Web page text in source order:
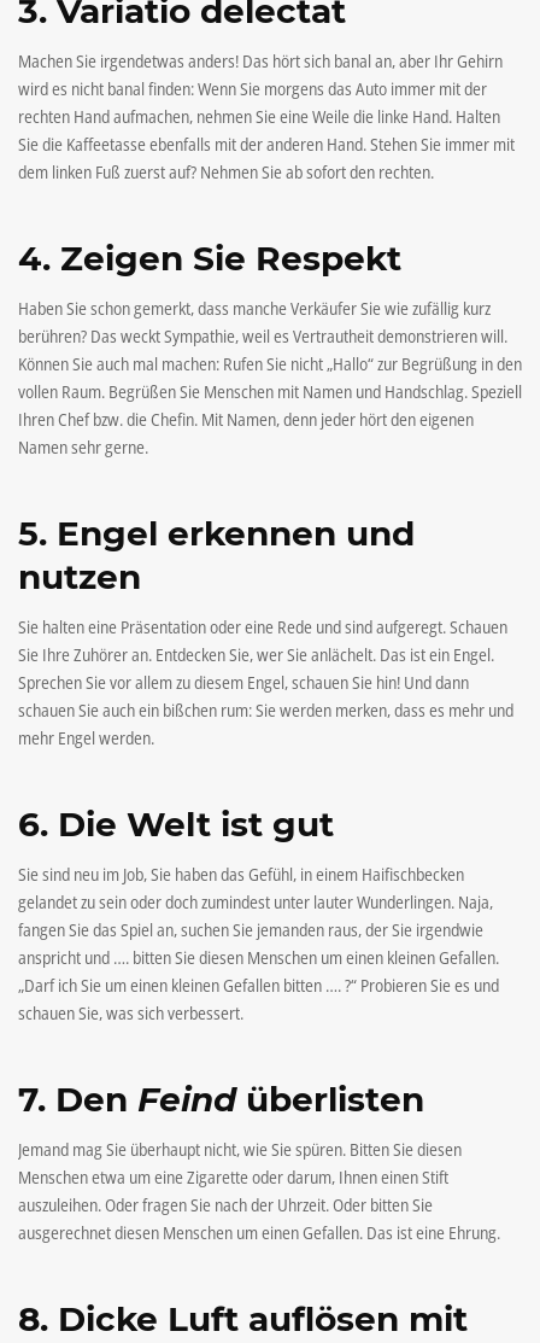
3. Variatio delectat
Machen Sie irgendetwas anders! Das hört sich banal an, aber Ihr Gehirn
wird es nicht banal finden: Wenn Sie morgens das Auto immer mit der
rechten Hand aufmachen, nehmen Sie eine Weile die linke Hand. Halten
Sie die Kaffeetasse ebenfalls mit der anderen Hand. Stehen Sie immer mit
dem linken Fuß zuerst auf? Nehmen Sie ab sofort den rechten.
4. Zeigen Sie Respekt
Haben Sie schon gemerkt, dass manche Verkäufer Sie wie zufällig kurz
berühren? Das weckt Sympathie, weil es Vertrautheit demonstrieren will.
Können Sie auch mal machen: Rufen Sie nicht „Hallo“ zur Begrüßung in den
vollen Raum. Begrüßen Sie Menschen mit Namen und Handschlag. Speziell
Ihren Chef bzw. die Chefin. Mit Namen, denn jeder hört den eigenen
Namen sehr gerne.
5. Engel erkennen und
nutzen
Sie halten eine Präsentation oder eine Rede und sind aufgeregt. Schauen
Sie Ihre Zuhörer an. Entdecken Sie, wer Sie anlächelt. Das ist ein Engel.
Sprechen Sie vor allem zu diesem Engel, schauen Sie hin! Und dann
schauen Sie auch ein bißchen rum: Sie werden merken, dass es mehr und
mehr Engel werden.
6. Die Welt ist gut
Sie sind neu im Job, Sie haben das Gefühl, in einem Haifischbecken
gelandet zu sein oder doch zumindest unter lauter Wunderlingen. Naja,
fangen Sie das Spiel an, suchen Sie jemanden raus, der Sie irgendwie
anspricht und …. bitten Sie diesen Menschen um einen kleinen Gefallen.
„Darf ich Sie um einen kleinen Gefallen bitten …. ?“ Probieren Sie es und
schauen Sie, was sich verbessert.
7. Den Feindüberlisten
Jemand mag Sie überhaupt nicht, wie Sie spüren. Bitten Sie diesen
Menschen etwa um eine Zigarette oder darum, Ihnen einen Stift
auszuleihen. Oder fragen Sie nach der Uhrzeit. Oder bitten Sie
ausgerechnet diesen Menschen um einen Gefallen. Das ist eine Ehrung.
8. Dicke Luft auflösen mit